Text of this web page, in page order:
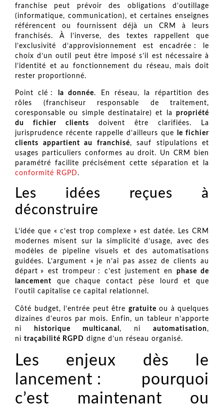
franchise peut prévoir des obligations d’outillage
(informatique, communication), et certaines enseignes
référencent ou fournissent déjà un CRM à leurs
franchisés. À l’inverse, des textes rappellent que
l’exclusivité d’approvisionnement est encadrée : le
choix d’un outil peut être imposé s’il est nécessaire à
l’identité et au fonctionnement du réseau, mais doit
rester proportionné.
Point clé : la donnée. En réseau, la répartition des
rôles (franchiseur responsable de traitement,
coresponsable ou simple destinataire) et la propriété
du fichier clients doivent être clarifiées. La
jurisprudence récente rappelle d’ailleurs que
le fichier
clients appartient au franchisé, sauf stipulations et
usages particuliers conformes au droit. Un CRM bien
paramétré facilite précisément cette séparation et la
conformité RGPD.
Les idées reçues à
déconstruire
L’idée que « c’est trop complexe » est datée. Les CRM
modernes misent sur la simplicité d’usage, avec des
modèles de pipeline visuels et des automatisations
guidées. L’argument « je n’ai pas assez de clients au
départ » est trompeur : c’est justement en phase de
lancement que chaque contact pèse lourd et que
l’outil capitalise ce capital relationnel.
Côté budget, l’entrée peut être gratuite ou à quelques
dizaines d’euros par mois. Enfin, un tableur n’apporte
ni
historique multicanal , ni automatisation,
ni traçabilité RGPD digne d’un réseau organisé.
Les enjeux dès le
lancement : pourquoi
c’est maintenant ou